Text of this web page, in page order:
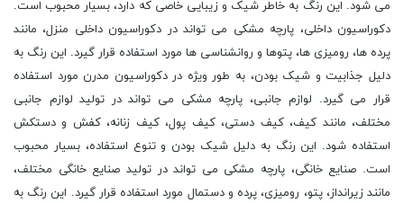
می شود. این رنگ به خاطر شیک و زیبایی خاصی که دارد، بسیار محبوب است.
دکوراسیون داخلی، پارچه مشکی می تواند در دکوراسیون داخلی منزل، مانند
پرده ها، رومیزی ها، پتوها و روانشناسی ها مورد استفاده قرار گیرد. این رنگ به
دلیل جذابیت و شیک بودن، به طور ویژه در دکوراسیون مدرن مورد استفاده
قرار می گیرد. لوازم جانبی، پارچه مشکی می تواند در تولید لوازم جانبی
مختلف، مانند کیف، کیف دستی، کیف پول، کیف زنانه، کفش و دستکش
استفاده شود. این رنگ به دلیل شیک بودن و تنوع استفاده، بسیار محبوب
است. صنایع خانگی، پارچه مشکی می تواند در تولید صنایع خانگی مختلف،
مانند زیرانداز، پتو، رومیزی، پرده و دستمال مورد استفاده قرار گیرد. این رنگ به